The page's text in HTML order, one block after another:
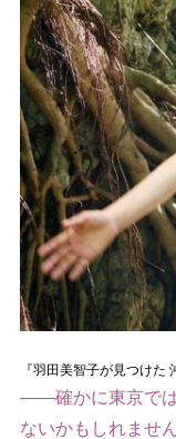
『羽田美智子が見つけた
――確かに東京では
ないかもしれません